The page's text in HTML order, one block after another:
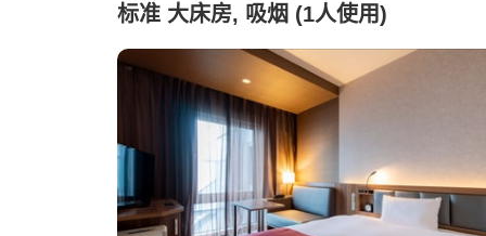
标准 大床房, 吸烟 (1人使用)